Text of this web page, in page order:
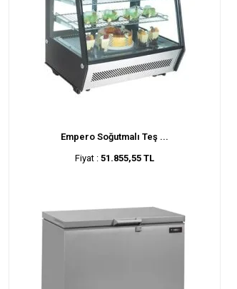
Empero Soğutmalı Teş ...
Fiyat : 51.855,55 TL